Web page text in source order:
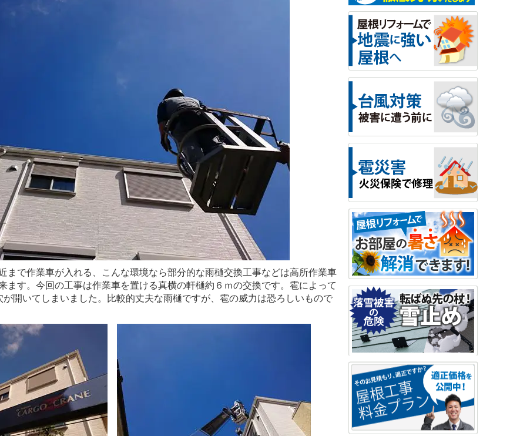
まで作業車が入れる、こんな環境なら部分的な雨樋交換工事などは高所作業車
ます。今回の工事は作業車を置ける真横の軒樋約６ｍの交換です。雹によって
開いてしまいました。比較的丈夫な雨樋ですが、雹の威力は恐ろしいもので